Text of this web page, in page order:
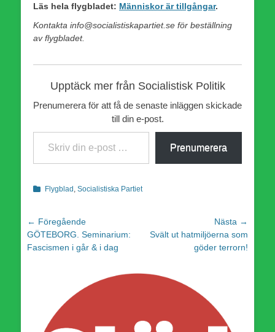
Läs hela flygbladet: Människor är tillgångar.
Kontakta info@socialistiskapartiet.se för beställning
av flygbladet.
Upptäck mer från Socialistisk Politik
Prenumerera för att få de senaste inläggen skickade
till din e-post.
Skriv din e-post …
Prenumerera
Kategorier
Flygblad Socialistiska Partiet
Inläggsnavigering
← Föregående
Föregående
inlägg:
GÖTEBORG. Seminarium:
Fascismen i går & i dag
Nästa →
NästaSvält ut hatmiljöerna som
göder terrorn!